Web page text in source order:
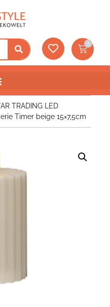
0
TRADING LED
Timer beige 15×7,5cm